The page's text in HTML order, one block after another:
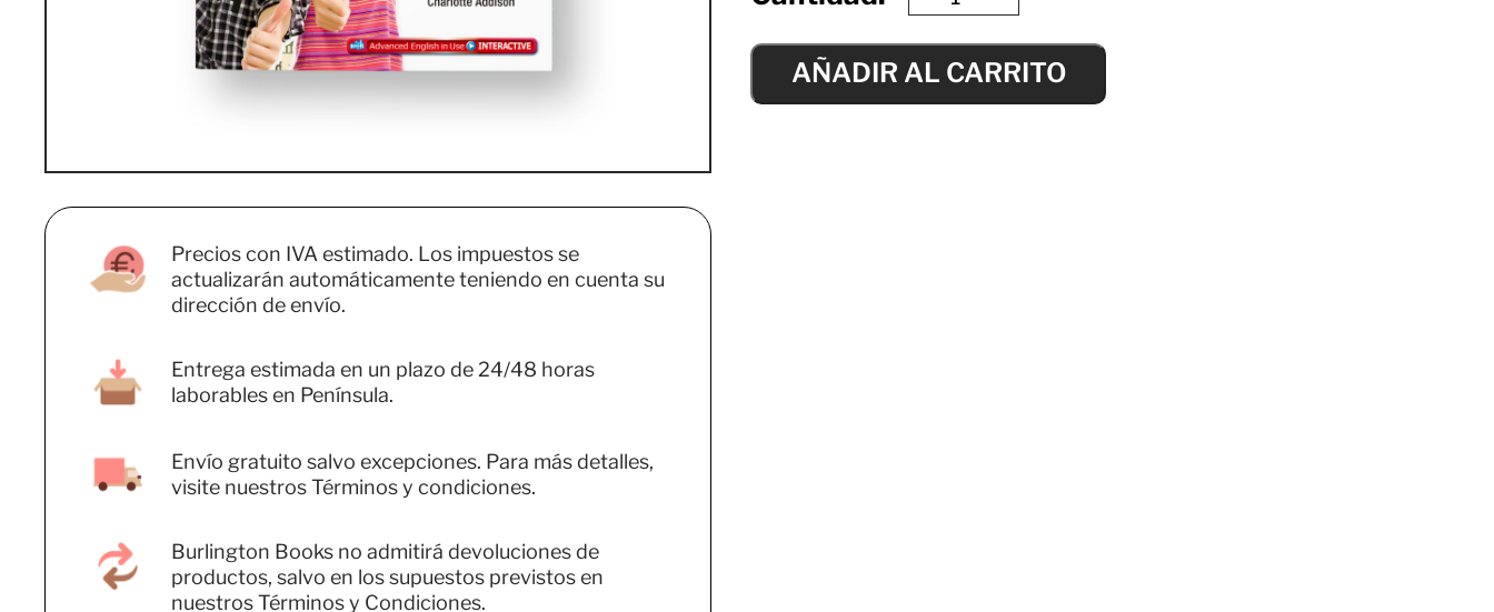
AÑADIR AL CARRITO
Precios con IVA estimado. Los impuestos se
actualizarán automáticamente teniendo en cuenta su
dirección de envío.
Entrega estimada en un plazo de 24/48 horas
laborables en Península.
Envío gratuito salvo excepciones. Para más detalles,
visite nuestros Términos y condiciones.
Burlington Books no admitirá devoluciones de
productos, salvo en los supuestos previstos en
nuestros Términos y Condiciones.